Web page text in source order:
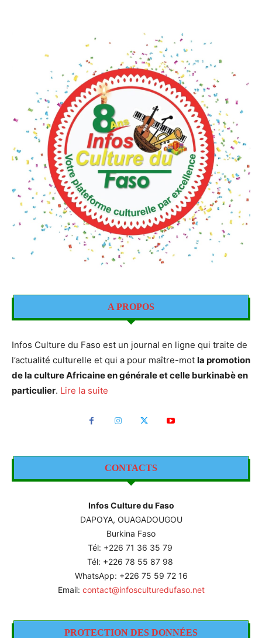
A PROPOS
Infos Culture du Faso est un journal en ligne qui traite de
l’actualité culturelle et qui a pour maître-mot la promotion
de la culture Africaine en générale et celle burkinabè en
particulier. Lire la suite
CONTACTS
Infos Culture du Faso
DAPOYA, OUAGADOUGOU
Burkina Faso
Tél: +226 71 36 35 79
Tél: +226 78 55 87 98
WhatsApp: +226 75 59 72 16
Email: contact@infosculturedufaso.net
PROTECTION DES DONNÉES